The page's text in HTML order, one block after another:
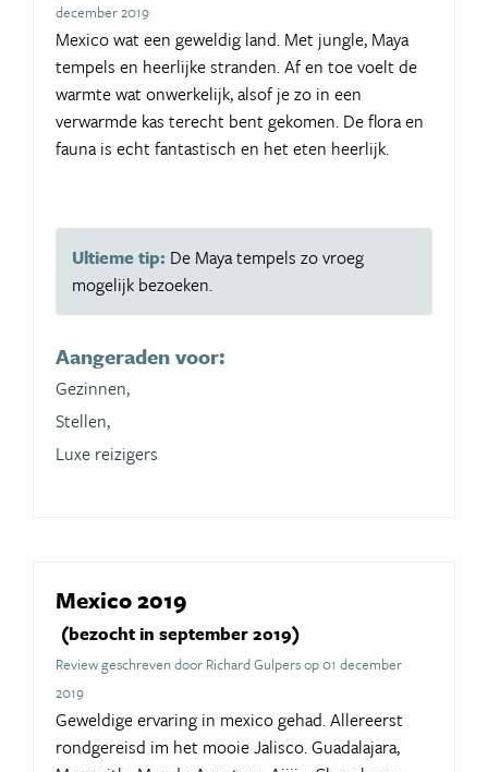
december 2019
Mexico wat een geweldig land. Met jungle, Maya
tempels en heerlijke stranden. Af en toe voelt de
warmte wat onwerkelijk, alsof je zo in een
verwarmde kas terecht bent gekomen. De flora en
fauna is echt fantastisch en het eten heerlijk.
Ultieme tip: De Maya tempels zo vroeg
mogelijk bezoeken.
Aangeraden voor:
Gezinnen,
Stellen,
Luxe reizigers
Mexico 2019
(bezocht in september 2019)
Review geschreven door Richard Gulpers op 01 december
2019
Geweldige ervaring in mexico gehad. Allereerst
rondgereisd im het mooie Jalisco. Guadalajara,